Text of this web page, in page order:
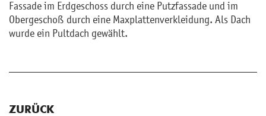
Fas­sa­de im Erd­ge­schoss durch eine Putz­fas­sa­de und im
Ober­ge­schoß durch eine Max­plat­ten­ver­klei­dung. Als Dach
wurde ein Pult­dach ge­wählt.
ZURÜCK